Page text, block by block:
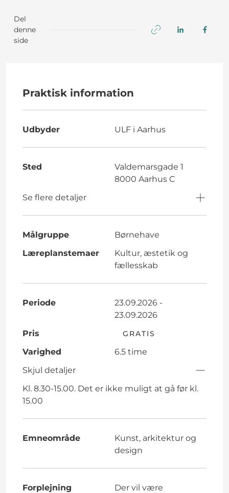
Del
denne
side
Praktisk information
Udbyder ULF i Aarhus
Sted
Valdemarsgade 1
8000 Aarhus C
Se flere detaljer
Målgruppe
Børnehave
Læreplanstemaer
Kultur, æstetik og
fællesskab
Periode
23.09.2026 -
23.09.2026
Pris
GRATIS
Varighed
6.5 time
Skjul detaljer
Kl. 8.30-15.00. Det er ikke muligt at gå før kl.
15.00
Emneområde
Kunst, arkitektur og
design
Forplejning Der vil være